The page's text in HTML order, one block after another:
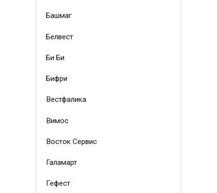
Башмаг
Белвест
Би Би
Бифри
Вестфалика
Вимос
Восток Сервис
Галамарт
Гефест